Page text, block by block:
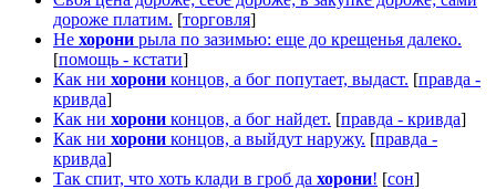
дороже платим. [торговля]
Не хорони рыла по зазимью: еще до крещенья далеко.
[помощь - кстати]
Как ни хорони концов, а бог попутает, выдаст. [правда -
кривда]
Как ни хорони концов, а бог найдет. [правда - кривда]
Как ни хорони концов, а выйдут наружу. [правда -
кривда]
Так спит, что хоть клади в гроб да хорони! [сон]